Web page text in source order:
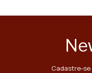
Cadastre-se